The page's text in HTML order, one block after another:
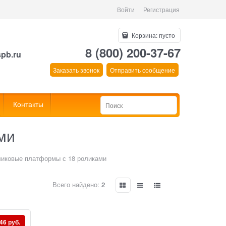
Войти Регистрация
Корзина:пусто
8 (800) 200-37-67
Заказать звонок Отправить сообщение
Контакты
платформы с 18 роликами
Всего найдено: 2
руб.